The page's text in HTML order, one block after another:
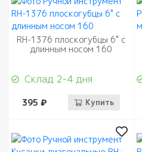
RH-1376 плоскогубцы 6" с
длинным носом 160
Склад 2-4 дня
395 ₽ Купить